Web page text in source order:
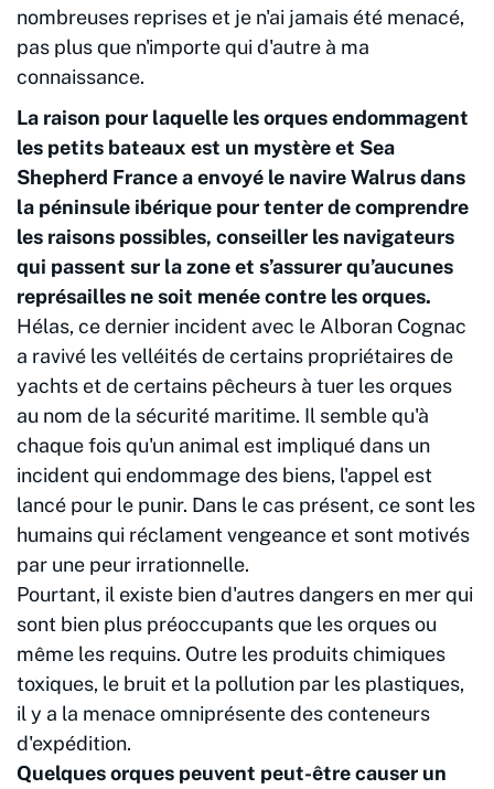
nombreuses reprises et je n'ai jamais été menacé,
pas plus que n'importe qui d'autre à ma
connaissance.
La raison pour laquelle les orques endommagent
les petits bateaux est un mystère et Sea
Shepherd France a envoyé le navire Walrus dans
la péninsule ibérique pour tenter de comprendre
les raisons possibles, conseiller les navigateurs
qui passent sur la zone et s’assurer qu’aucunes
représailles ne soit menée contre les orques.
Hélas, ce dernier incident avec le Alboran Cognac
a ravivé les velléités de certains propriétaires de
yachts et de certains pêcheurs à tuer les orques
au nom de la sécurité maritime. Il semble qu'à
chaque fois qu'un animal est impliqué dans un
incident qui endommage des biens, l'appel est
lancé pour le punir. Dans le cas présent, ce sont les
humains qui réclament vengeance et sont motivés
par une peur irrationnelle.
Pourtant, il existe bien d'autres dangers en mer qui
sont bien plus préoccupants que les orques ou
même les requins. Outre les produits chimiques
toxiques, le bruit et la pollution par les plastiques,
il y a la menace omniprésente des conteneurs
d'expédition.
Quelques orques peuvent peut-être causer un